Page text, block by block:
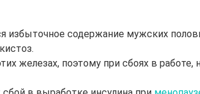
избыточное содержание мужских
железах, поэтому при сбоях в работе,